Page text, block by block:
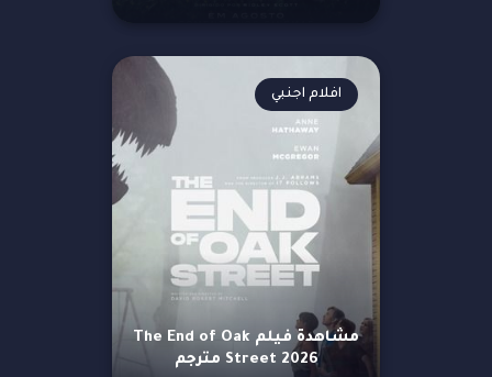
مشاهدة فيلم The End of Oak
Street 2026 مترجم
افلام اجنبي